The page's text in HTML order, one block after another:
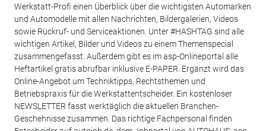
Werkstatt-Profi einen Überblick über die wichtigsten Automarken
und Automodelle mit allen Nachrichten, Bildergalerien, Videos
sowie Rückruf- und Serviceaktionen. Unter #HASHTAG sind alle
wichtigen Artikel, Bilder und Videos zu einem Themenspecial
zusammengefasst. Außerdem gibt es im asp-Onlineportal alle
Heftartikel gratis abrufbar inklusive E-PAPER. Ergänzt wird das
Online-Angebot um Techniktipps, Rechtsthemen und
Betriebspraxis für die Werkstattentscheider. Ein kostenloser
NEWSLETTER fasst werktäglich die aktuellen Branchen-
Geschehnisse zusammen. Das richtige Fachpersonal finden